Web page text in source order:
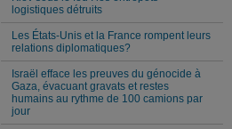
logistiques détruits
Les États-Unis et la France rompent leurs
relations diplomatiques?
Israël efface les preuves du génocide à
Gaza, évacuant gravats et restes
humains au rythme de 100 camions par
jour